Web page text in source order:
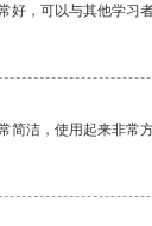
好，可以与其他学习
简洁，使用起来非常